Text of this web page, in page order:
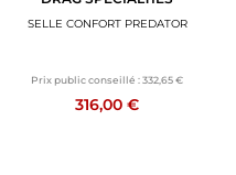
SELLE CONFORT PREDATOR
Prix public conseillé :332,65 €
316,00 €